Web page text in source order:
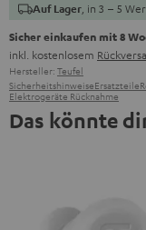
Auf Lager , in 3 – 5
Sicher einkaufen mit 8
inkl. kostenlosem
Hersteller: Teufel
SicherheitshinweiseErsatzteile
Elektrogeräte Rücknahme
Das könnte